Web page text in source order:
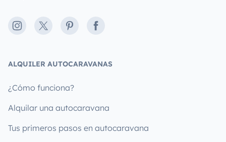
Instagram
X PinterestFacebook
ALQUILER AUTOCARAVANAS
¿Cómo funciona?
Alquilar una autocaravana
Tus primeros pasos en autocaravana